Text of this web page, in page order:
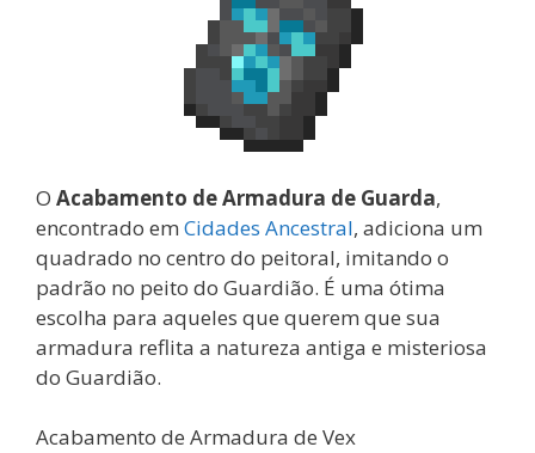
O Acabamento de Armadura de Guarda,
encontrado em Cidades Ancestral, adiciona um
quadrado no centro do peitoral, imitando o
padrão no peito do Guardião. É uma ótima
escolha para aqueles que querem que sua
armadura reflita a natureza antiga e misteriosa
do Guardião.
Acabamento de Armadura de Vex